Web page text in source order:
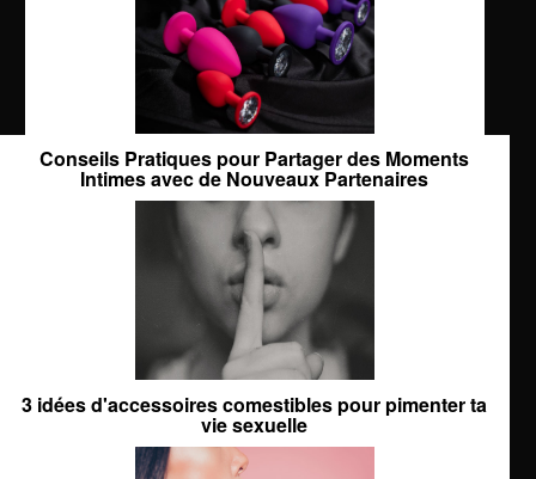
Conseils Pratiques pour Partager des Moments
Intimes avec de Nouveaux Partenaires
3 idées d'accessoires comestibles pour pimenter ta
vie sexuelle